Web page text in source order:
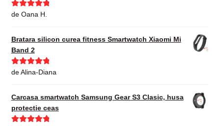
Evaluat la5
de Oana H.
Bratara silicon curea fitness Smartwatch Xiaomi Mi
Band 2
Evaluat la5
de Alina-Diana
Carcasa smartwatch Samsung Gear S3 Clasic, husa
protectie ceas